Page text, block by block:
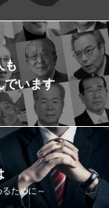
も
でいます
ために～